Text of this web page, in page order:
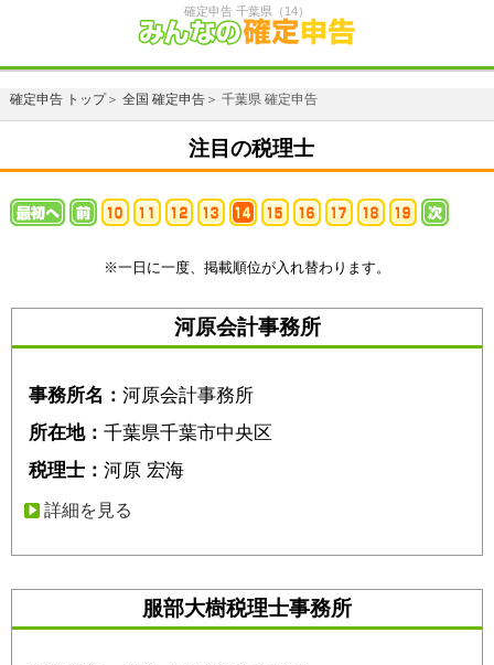
確定申告 千葉県（14）
確定申告 トップ＞ 全国 確定申告＞ 千葉県 確定申告
注目の税理士
※一日に一度、掲載順位が入れ替わります。
河原会計事務所
事務所名： 河原会計事務所
所在地： 千葉県千葉市中央区
税理士： 河原 宏海
詳細を見る
服部大樹税理士事務所